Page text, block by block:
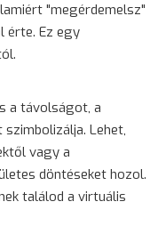
"megérdemelsz"
érte. Ez egy
a távolságot, a
Lehet,
vagy a
döntéseket hozol.
találod a virtuális